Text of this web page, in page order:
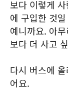
보다 이렇게
에 구입한 것
예니까요. 아
보다 더 사고
다시 버스에
어요.